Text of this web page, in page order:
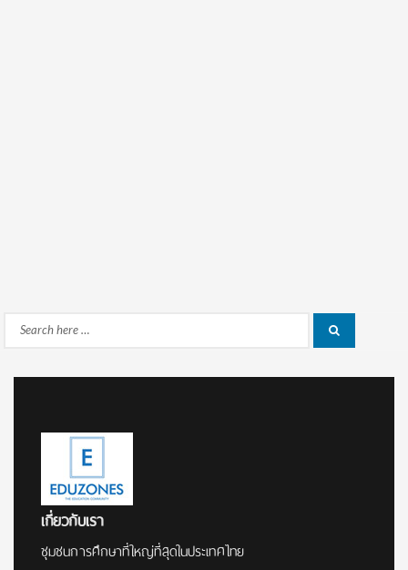
Search
เกี่ยวกับเรา
ชุมชนการศึกษาที่ใหญ่ที่สุดในประเทศไทย